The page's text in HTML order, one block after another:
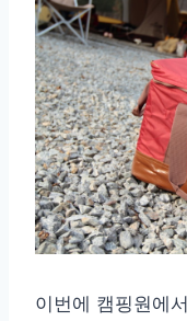
이번에 캠핑원에